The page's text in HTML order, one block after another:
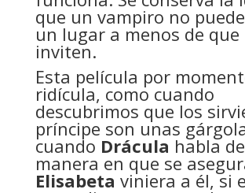
que un vampiro no
un lugar a menos de que
inviten.
Esta película por
ridícula, como cuando
descubrimos que los
príncipe son unas
cuando Drácula habla
manera en que se
Elisabeta viniera a él, si